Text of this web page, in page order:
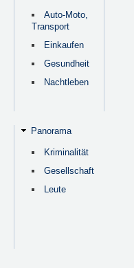
Auto-Moto,
Transport
Einkaufen
Gesundheit
Nachtleben
Panorama
Kriminalität
Gesellschaft
Leute